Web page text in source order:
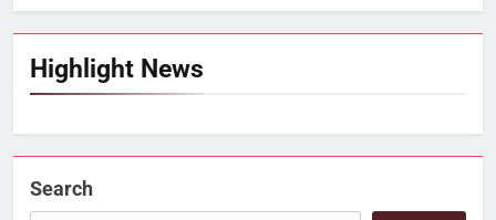
Highlight News
Search